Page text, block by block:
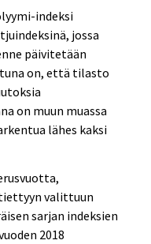
indeksi
jossa
päivitetään
on, että tilasto
on muun muassa
lähes kaksi
valittuun
sarjan indeksien
2018